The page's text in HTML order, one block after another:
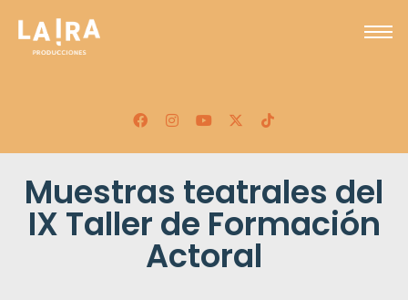
Muestras teatrales del
IX Taller de Formación
Actoral